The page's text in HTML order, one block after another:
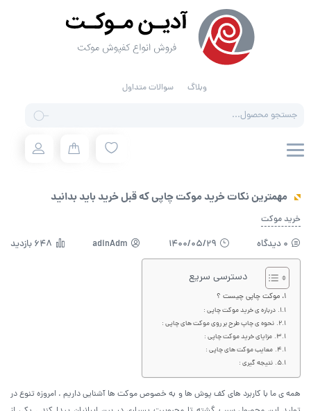
وبلاگ سوالات متداول
search
مهمترین نکات خرید موکت چاپی که قبل خرید باید بدانید
خرید موکت
0 دیدگاه 1400/05/29
adinAdm 648 بازدید
دسترسی سریع
موکت چاپی چیست ؟
درباره ی خرید موکت چاپی :
نحوه ی چاپ طرح بر روی موکت های چاپی :
مزایای خرید موکت چاپی :
معایب موکت های چاپی :
نتیجه گیری :
همه ی ما با کاربرد های کف پوش ها و به خصوص موکت ها آشنایی داریم . امروزه تنوع در